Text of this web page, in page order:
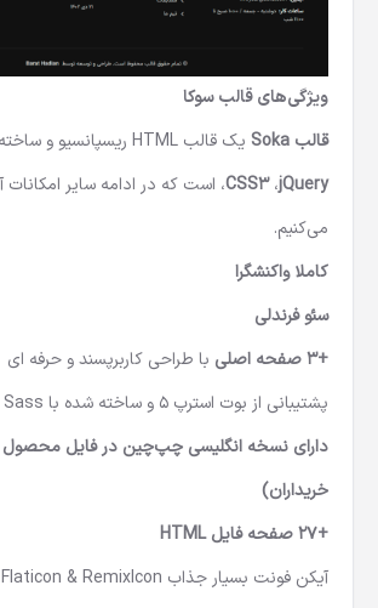
ویژگی‌های قالبسوکا
قالب Soka
یک قالب HTML ریسپانسیو و
،CSS3،jQuery
است که در ادامه سایر امکانات
می‌کنیم.
کاملا واکنشگرا
سئو فرندلی
+3 صفحه اصلی
با طراحی کاربرپسند و حرفه ای
پشتیبانی از بوت استرپ 5 و ساخته شده با Sass
دارای نسخه انگلیسی چپ‌چین در فایل محصول
خریداران)
+27 صفحه فایل HTML